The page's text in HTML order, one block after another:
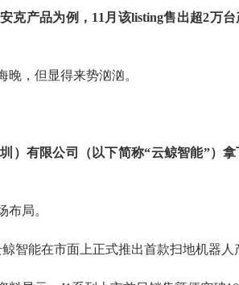
克产品为例，11月该listing售出超2万
，但显得来势汹汹。
）有限公司（以下简称“云鲸智能”）
布局。
智能在市面上正式推出首款扫地机器人